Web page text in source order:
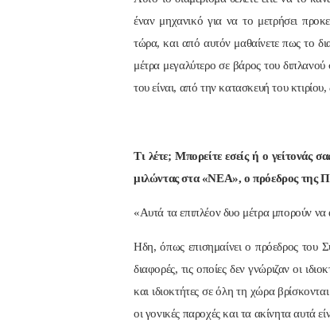
έναν μηχανικό για να το μετρήσει
τώρα, και από αυτόν μαθαίνετε πως το
μέτρα μεγαλύτερο σε βάρος του
του είναι, από την κατασκευή του
Τι λέτε; Μπορείτε εσείς ή ο γείτονάς
μιλώντας στα «ΝΕΑ», ο πρόεδρος της
«Αυτά τα επιπλέον δυο μέτρα μπορούν να
Ηδη, όπως επισημαίνει ο πρόεδρος του
διαφορές, τις οποίες δεν γνώριζαν οι
και ιδιοκτήτες σε όλη τη χώρα
οι γονικές παροχές και τα ακίνητα αυτά